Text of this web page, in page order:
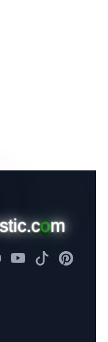
om
YoutubeTiktokPinterest